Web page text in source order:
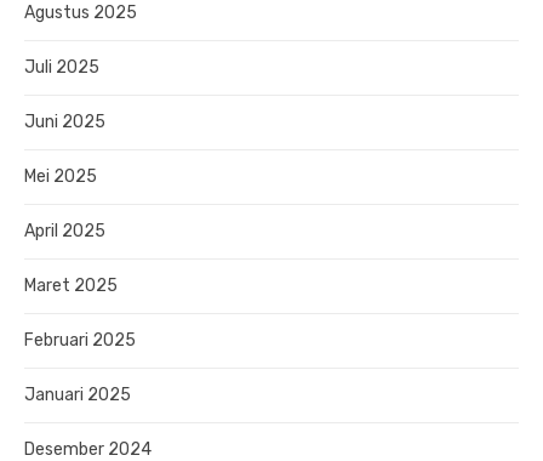
Agustus 2025
Juli 2025
Juni 2025
Mei 2025
April 2025
Maret 2025
Februari 2025
Januari 2025
Desember 2024